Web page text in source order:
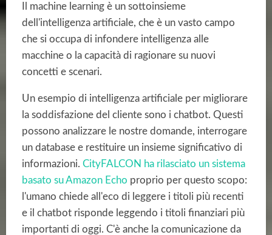
Il machine learning è un sottoinsieme
dell'intelligenza artificiale, che è un vasto campo
che si occupa di infondere intelligenza alle
macchine o la capacità di ragionare su nuovi
concetti e scenari.
Un esempio di intelligenza artificiale per migliorare
la soddisfazione del cliente sono i chatbot. Questi
possono analizzare le nostre domande, interrogare
un database e restituire un insieme significativo di
informazioni. CityFALCON ha rilasciato un sistema
basato su Amazon Echo proprio per questo scopo:
l'umano chiede all'eco di leggere i titoli più recenti
e il chatbot risponde leggendo i titoli finanziari più
importanti di oggi. C'è anche la comunicazione da